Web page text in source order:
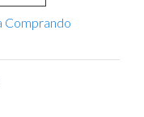
Comprando